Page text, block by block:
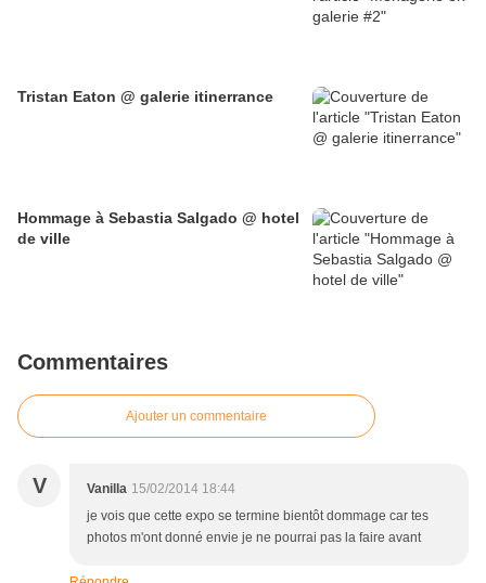
Tristan Eaton @ galerie itinerrance
Hommage à Sebastia Salgado @ hotel
de ville
Commentaires
Ajouter un commentaire
V Vanilla 15/02/2014 18:44
je vois que cette expo se termine bientôt dommage car tes
photos m'ont donné envie je ne pourrai pas la faire avant